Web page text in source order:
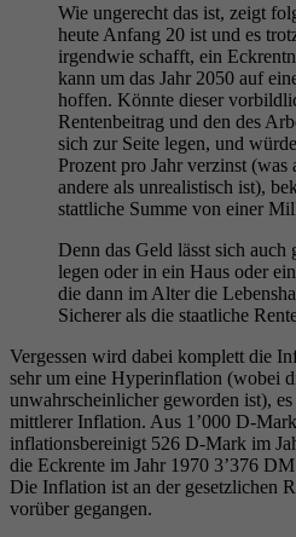
Wie ungerecht das ist, zeigt
heute Anfang 20 ist und es
irgendwie schafft, ein
kann um das Jahr 2050 auf
hoffen. Könnte dieser
Rentenbeitrag und den des
sich zur Seite legen, und
Prozent pro Jahr verzinst (was
andere als unrealistisch ist),
stattliche Summe von einer
Denn das Geld lässt sich auch
legen oder in ein Haus oder
die dann im Alter die
Sicherer als die staatliche
Vergessen wird dabei komplett die
sehr um eine Hyperinflation (wobei
unwahrscheinlicher geworden ist),
mittlerer Inflation. Aus 1’000 D-
inflationsbereinigt 526 D-Mark im
die Eckrente im Jahr 1970 3’376
Die Inflation ist an der gesetzlichen
vorüber gegangen.